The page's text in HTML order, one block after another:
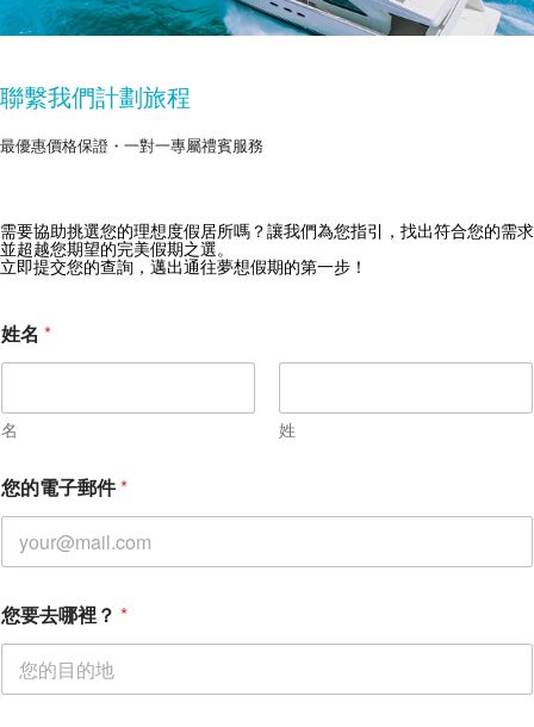
獲取 Zekkei Collection 獨家優惠
訂閱獨家優惠與旅行靈感
聯繫我們計劃旅程
最優惠價格保證・一對一專屬禮賓服務
需要協助挑選您的理想度假居所嗎？讓我們為您指引，找出符合您的需求
並超越您期望的完美假期之選。
立即提交您的查詢，邁出通往夢想假期的第一步！
姓名 *
名 姓
您的電子郵件*
您要去哪裡？ *